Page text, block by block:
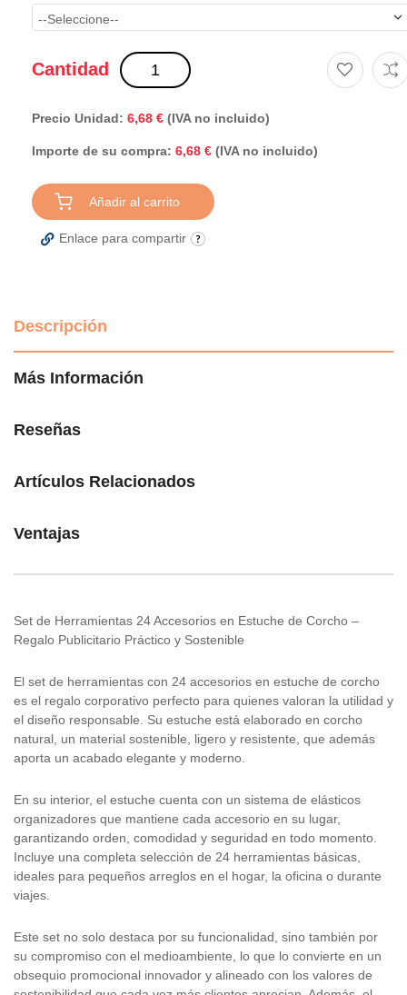
Cantidad
Precio Unidad: 6,68 € (IVA no incluido)
Importe de su compra: 6,68 € (IVA no incluido)
Añadir al carrito
Enlace para compartir
Descripción
Más Información
Reseñas
Artículos Relacionados
Ventajas
Set de Herramientas 24 Accesorios en Estuche de Corcho –
Regalo Publicitario Práctico y Sostenible
El set de herramientas con 24 accesorios en estuche de corcho
es el regalo corporativo perfecto para quienes valoran la utilidad y
el diseño responsable. Su estuche está elaborado en corcho
natural, un material sostenible, ligero y resistente, que además
aporta un acabado elegante y moderno.
En su interior, el estuche cuenta con un sistema de elásticos
organizadores que mantiene cada accesorio en su lugar,
garantizando orden, comodidad y seguridad en todo momento.
Incluye una completa selección de 24 herramientas básicas,
ideales para pequeños arreglos en el hogar, la oficina o durante
viajes.
Este set no solo destaca por su funcionalidad, sino también por
su compromiso con el medioambiente, lo que lo convierte en un
obsequio promocional innovador y alineado con los valores de